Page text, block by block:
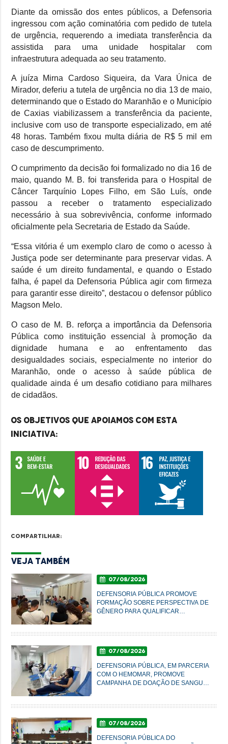
Diante da omissão dos entes públicos, a Defensoria
ingressou com ação cominatória com pedido de tutela
de urgência, requerendo a imediata transferência da
assistida para uma unidade hospitalar com
infraestrutura adequada ao seu tratamento.
A juíza Mirna Cardoso Siqueira, da Vara Única de
Mirador, deferiu a tutela de urgência no dia 13 de maio,
determinando que o Estado do Maranhão e o Município
de Caxias viabilizassem a transferência da paciente,
inclusive com uso de transporte especializado, em até
48 horas. Também fixou multa diária de R$ 5 mil em
caso de descumprimento.
O cumprimento da decisão foi formalizado no dia 16 de
maio, quando M. B. foi transferida para o Hospital de
Câncer Tarquínio Lopes Filho, em São Luís, onde
passou a receber o tratamento especializado
necessário à sua sobrevivência, conforme informado
oficialmente pela Secretaria de Estado da Saúde.
“Essa vitória é um exemplo claro de como o acesso à
Justiça pode ser determinante para preservar vidas. A
saúde é um direito fundamental, e quando o Estado
falha, é papel da Defensoria Pública agir com firmeza
para garantir esse direito”, destacou o defensor público
Magson Melo.
O caso de M. B. reforça a importância da Defensoria
Pública como instituição essencial à promoção da
dignidade humana e ao enfrentamento das
desigualdades sociais, especialmente no interior do
Maranhão, onde o acesso à saúde pública de
qualidade ainda é um desafio cotidiano para milhares
de cidadãos.
Os objetivos que apoiamos com esta
iniciativa:
Compartilhar:
Veja Também
07/08/2026
DEFENSORIA PÚBLICA PROMOVE
FORMAÇÃO SOBRE PERSPECTIVA DE
GÊNERO PARA QUALIFICAR
07/08/2026
DEFENSORIA PÚBLICA, EM PARCERIA
COM O HEMOMAR, PROMOVE
CAMPANHA DE DOAÇÃO DE SANGUE
07/08/2026
DEFENSORIA PÚBLICA DO